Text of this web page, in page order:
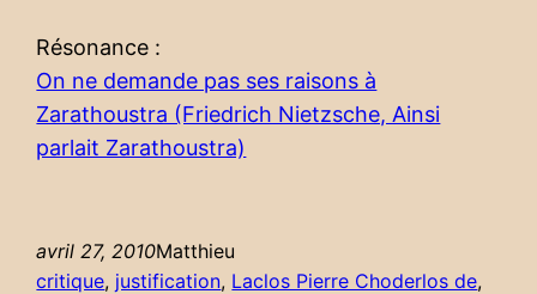
Résonance :
On ne demande pas ses raisons à
Zarathoustra (Friedrich Nietzsche, Ainsi
parlait Zarathoustra)
avril 27, 2010Matthieu
critique, justification, Laclos Pierre Choderlos de